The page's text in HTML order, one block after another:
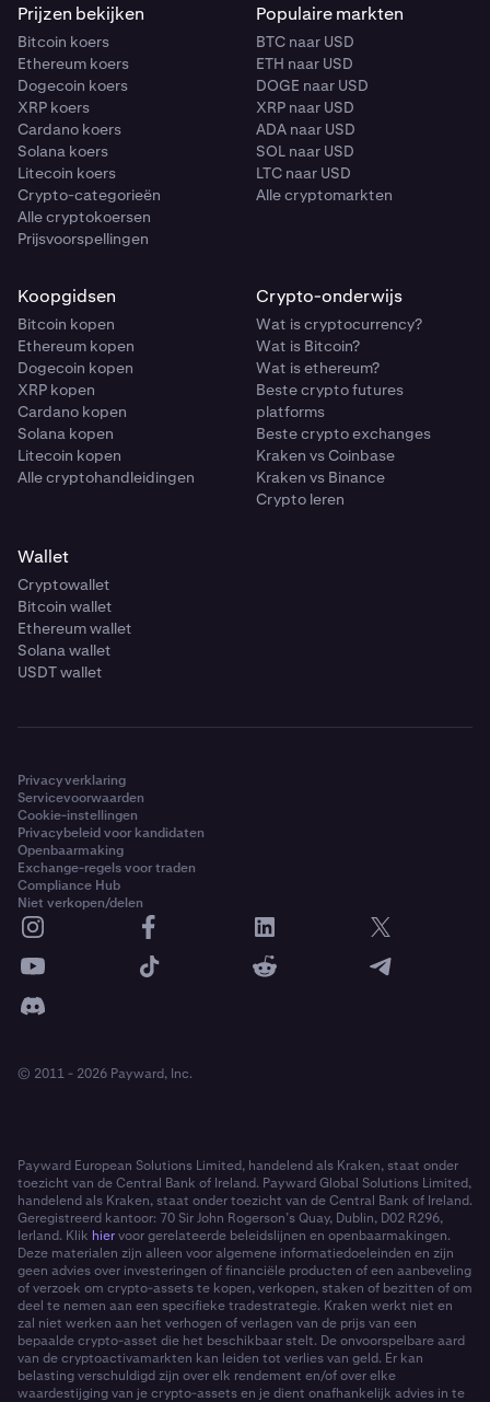
Prijzen bekijken
Bitcoin koers
Ethereum koers
Dogecoin koers
XRP koers
Cardano koers
Solana koers
Litecoin koers
Crypto-categorieën
Alle cryptokoersen
Prijsvoorspellingen
Populaire markten
BTC naar USD
ETH naar USD
DOGE naar USD
XRP naar USD
ADA naar USD
SOL naar USD
LTC naar USD
Alle cryptomarkten
Koopgidsen
Bitcoin kopen
Ethereum kopen
Dogecoin kopen
XRP kopen
Cardano kopen
Solana kopen
Litecoin kopen
Alle cryptohandleidingen
Crypto-onderwijs
Wat is cryptocurrency?
Wat is Bitcoin?
Wat is ethereum?
Beste crypto futures
platforms
Beste crypto exchanges
Kraken vs Coinbase
Kraken vs Binance
Crypto leren
Wallet
Cryptowallet
Bitcoin wallet
Ethereum wallet
Solana wallet
USDT wallet
Privacyverklaring
Servicevoorwaarden
Cookie-instellingen
Privacybeleid voor kandidaten
Openbaarmaking
Exchange-regels voor traden
Compliance Hub
Niet verkopen/delen
© 2011 - 2026 Payward, Inc.
Payward European Solutions Limited, handelend als Kraken, staat onder
toezicht van de Central Bank of Ireland. Payward Global Solutions Limited,
handelend als Kraken, staat onder toezicht van de Central Bank of Ireland.
Geregistreerd kantoor: 70 Sir John Rogerson’s Quay, Dublin, D02 R296,
Ierland. Klik hiervoor gerelateerde beleidslijnen en openbaarmakingen.
Deze materialen zijn alleen voor algemene informatiedoeleinden en zijn
geen advies over investeringen of financiële producten of een aanbeveling
of verzoek om crypto-assets te kopen, verkopen, staken of bezitten of om
deel te nemen aan een specifieke tradestrategie. Kraken werkt niet en
zal niet werken aan het verhogen of verlagen van de prijs van een
bepaalde crypto-asset die het beschikbaar stelt. De onvoorspelbare aard
van de cryptoactivamarkten kan leiden tot verlies van geld. Er kan
belasting verschuldigd zijn over elk rendement en/of over elke
waardestijging van je crypto-assets en je dient onafhankelijk advies in te